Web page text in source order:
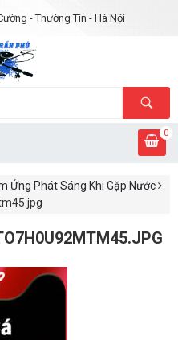
- Thường Tín - Hà Nội
0
Ứng Phát Sáng Khi Gặp Nước